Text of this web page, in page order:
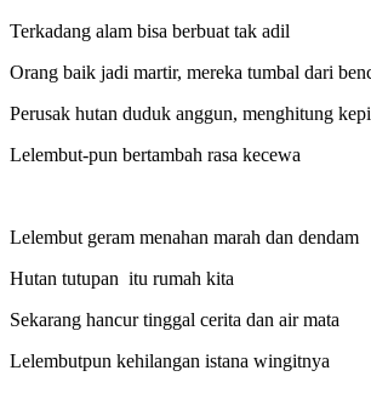
Terkadang alam bisa berbuat tak adil
Orang baik jadi martir, mereka tumbal dari
Perusak hutan duduk anggun, menghitung
Lelembut-pun bertambah rasa kecewa
Lelembut geram menahan marah dan dendam
Hutan tutupan itu rumah kita
Sekarang hancur tinggal cerita dan air mata
Lelembutpun kehilangan istana wingitnya